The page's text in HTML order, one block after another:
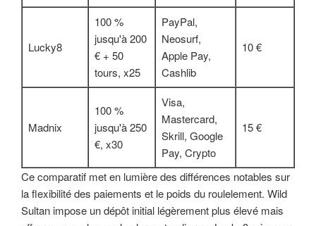
Lucky8
100 %
jusqu'à 200
€ + 50
tours, x25
PayPal,
Neosurf,
Apple Pay,
Cashlib
10 €
Madnix
100 %
jusqu'à 250
€, x30
Visa,
Mastercard,
Skrill, Google
Pay, Crypto
15 €
Ce comparatif met en lumière des différences notables sur
la flexibilité des paiements et le poids du roulelement. Wild
Sultan impose un dépôt initial légèrement plus élevé mais